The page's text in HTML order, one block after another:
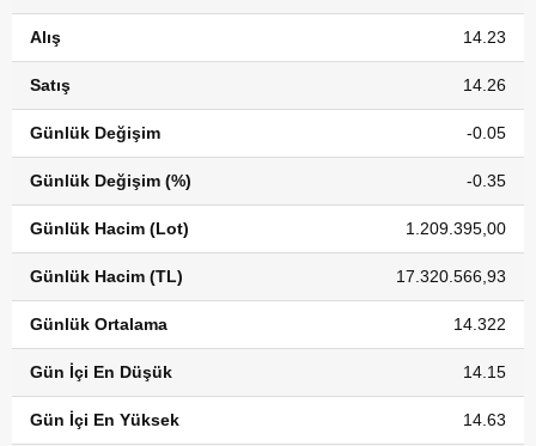
Alış 14.23
Satış 14.26
Günlük Değişim -0.05
Günlük Değişim (%) -0.35
Günlük Hacim (Lot) 1.209.395,00
Günlük Hacim (TL) 17.320.566,93
Günlük Ortalama 14.322
Gün İçi En Düşük 14.15
Gün İçi En Yüksek 14.63